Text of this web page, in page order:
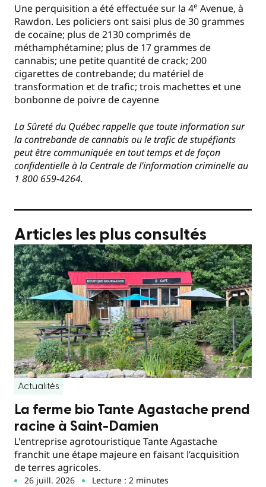
Une perquisition a été effectuée sur la 4e Avenue, à
Rawdon. Les policiers ont saisi plus de 30 grammes
de cocaïne; plus de 2130 comprimés de
méthamphétamine; plus de 17 grammes de
cannabis; une petite quantité de crack; 200
cigarettes de contrebande; du matériel de
transformation et de trafic; trois machettes et une
bonbonne de poivre de cayenne
La Sûreté du Québec rappelle que toute information sur
la contrebande de cannabis ou le trafic de stupéfiants
peut être communiquée en tout temps et de façon
confidentielle à la Centrale de l’information criminelle au
1 800 659-4264.
Articles les plus consultés
Actualités
La ferme bio Tante Agastache prend
racine à Saint-Damien
L'entreprise agrotouristique Tante Agastache
franchit une étape majeure en faisant l’acquisition
de terres agricoles.
26 juill. 2026 Lecture : 2 minutes